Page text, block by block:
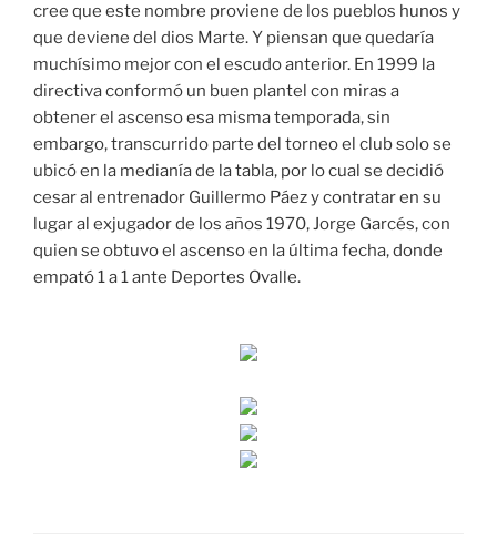
cree que este nombre proviene de los pueblos hunos y
que deviene del dios Marte. Y piensan que quedaría
muchísimo mejor con el escudo anterior. En 1999 la
directiva conformó un buen plantel con miras a
obtener el ascenso esa misma temporada, sin
embargo, transcurrido parte del torneo el club solo se
ubicó en la medianía de la tabla, por lo cual se decidió
cesar al entrenador Guillermo Páez y contratar en su
lugar al exjugador de los años 1970, Jorge Garcés, con
quien se obtuvo el ascenso en la última fecha, donde
empató 1 a 1 ante Deportes Ovalle.